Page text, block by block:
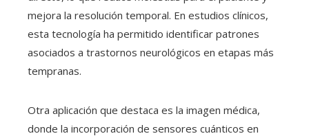
mejora la resolución temporal. En estudios clínicos,
esta tecnología ha permitido identificar patrones
asociados a trastornos neurológicos en etapas más
tempranas.
Otra aplicación que destaca es la imagen médica,
donde la incorporación de sensores cuánticos en